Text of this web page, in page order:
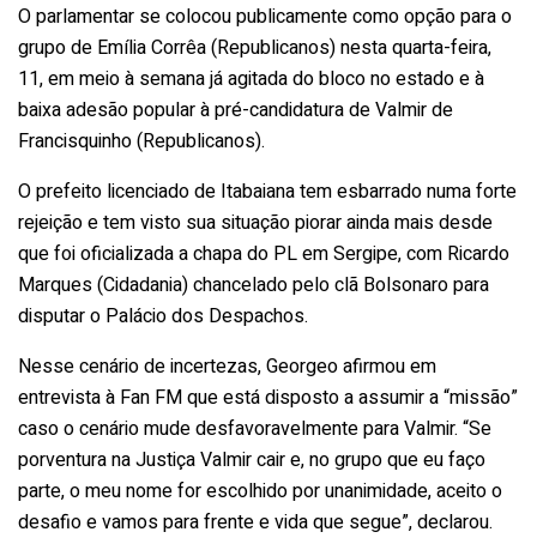
O parlamentar se colocou publicamente como opção para o
grupo de Emília Corrêa (Republicanos) nesta quarta-feira,
11, em meio à semana já agitada do bloco no estado e à
baixa adesão popular à pré-candidatura de Valmir de
Francisquinho (Republicanos).
O prefeito licenciado de Itabaiana tem esbarrado numa forte
rejeição e tem visto sua situação piorar ainda mais desde
que foi oficializada a chapa do PL em Sergipe, com Ricardo
Marques (Cidadania) chancelado pelo clã Bolsonaro para
disputar o Palácio dos Despachos.
Nesse cenário de incertezas, Georgeo afirmou em
entrevista à Fan FM que está disposto a assumir a “missão”
caso o cenário mude desfavoravelmente para Valmir. “Se
porventura na Justiça Valmir cair e, no grupo que eu faço
parte, o meu nome for escolhido por unanimidade, aceito o
desafio e vamos para frente e vida que segue”, declarou.